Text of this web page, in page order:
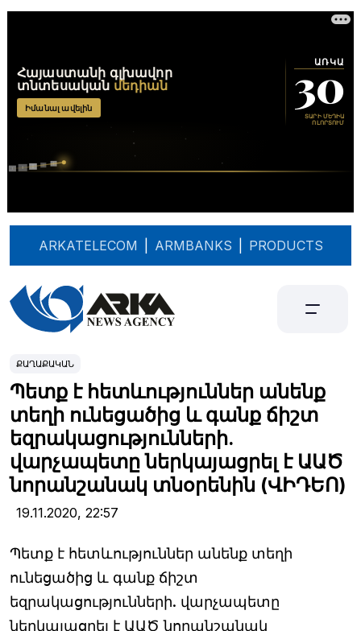
ARKATELECOM ARMBANKS PRODUCTS
ՔԱՂԱՔԱԿԱՆ
Պետք է հետևություններ անենք
տեղի ունեցածից և գանք ճիշտ
եզրակացությունների.
վարչապետը ներկայացրել է ԱԱԾ
նորանշանակ տնօրենին (ՎԻԴԵՈ)
19.11.2020, 22:57
Պետք է հետևություններ անենք տեղի
ունեցածից և գանք ճիշտ
եզրակացությունների. վարչապետը
ներկայացրել է ԱԱԾ նորանշանակ